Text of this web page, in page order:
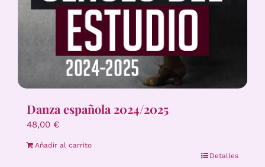
Danza española 2024/2025
48,00 €
Añadir al carrito
Detalles